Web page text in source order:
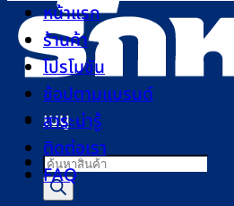
เมนู
Products
search
หน้าแรก
ร้านค้า
โปรโมชัน
ช้อปตามแบรนด์
สาระน่ารู้
ติดต่อเรา
FAQ